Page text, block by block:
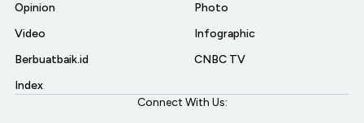
Opinion
Video
Berbuatbaik.id
Index
Photo
Infographic
CNBC TV
Connect With Us: